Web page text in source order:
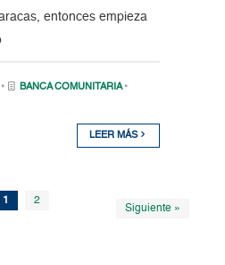
entonces empieza
BANCA COMUNITARIA •
LEER MÁS
1 2
Siguiente »